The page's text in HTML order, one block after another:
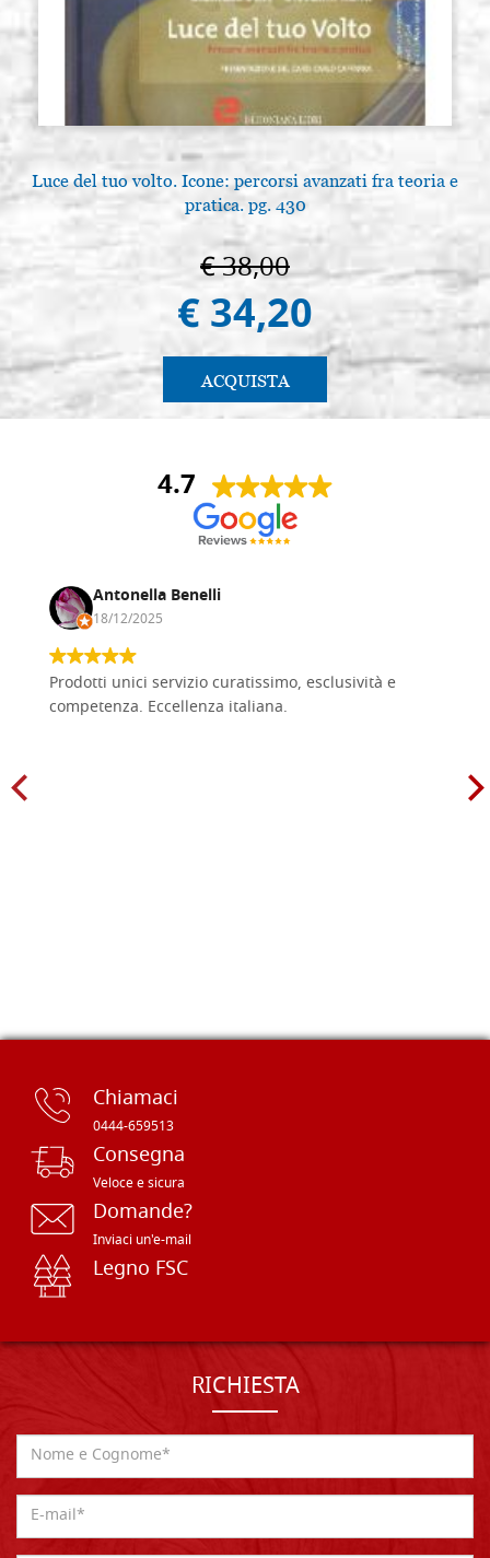
Luce del tuo volto. Icone: percorsi avanzati fra teoria e
pratica. pg. 430
€ 38,00
€ 34,20
ACQUISTA
4.7
Antonella Benelli
18/12/2025
Prodotti unici servizio curatissimo, esclusività e
competenza. Eccellenza italiana.
Chiamaci
0444-659513
Consegna
Veloce e sicura
Domande?
Inviaci un'e-mail
Legno FSC
RICHIESTA